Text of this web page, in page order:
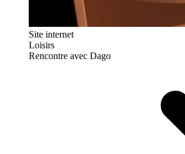
Site internet
Loisirs
Rencontre avec Dago